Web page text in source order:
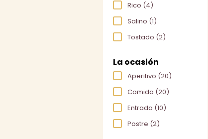
Rico (4)
Salino (1)
Tostado (2)
La ocasión
Aperitivo (20)
Comida (20)
Entrada (10)
Postre (2)